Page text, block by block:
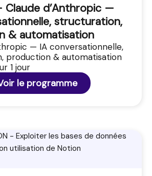
Claude d’Anthropic —
structuration,
& automatisation
— IA conversationnelle,
production & automatisation
1 jour
le programme